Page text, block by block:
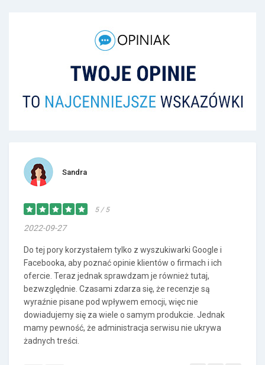
Sandra
5 / 5
2022-09-27
Do tej pory korzystałem tylko z wyszukiwarki Google i
Facebooka, aby poznać opinie klientów o firmach i ich
ofercie. Teraz jednak sprawdzam je również tutaj,
bezwzględnie. Czasami zdarza się, że recenzje są
wyraźnie pisane pod wpływem emocji, więc nie
dowiadujemy się za wiele o samym produkcie. Jednak
mamy pewność, że administracja serwisu nie ukrywa
żadnych treści.